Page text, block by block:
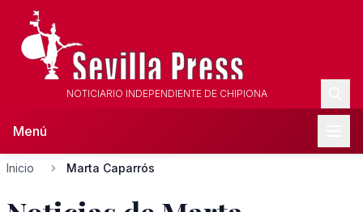
NOTICIARIO INDEPENDIENTE DE CHIPIONA
Menú
Inicio Marta Caparrós